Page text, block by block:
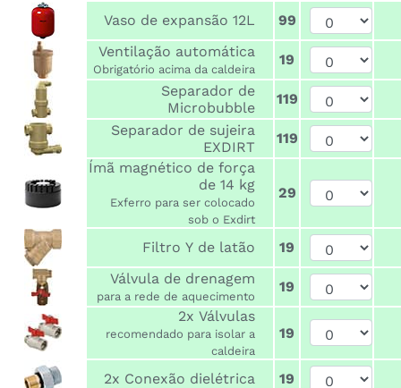
Vaso de expansão 12L
99
Ventilação automática
Obrigatório acima da caldeira
19
Separador de
Microbubble
119
Separador de sujeira
EXDIRT
119
Ímã magnético de força
de 14 kg
Exferro para ser colocado
sob o Exdirt
29
Filtro Y de latão
19
Válvula de drenagem
para a rede de aquecimento
19
2x Válvulas
recomendado para isolar a
caldeira
19
2x Conexão dielétrica
19